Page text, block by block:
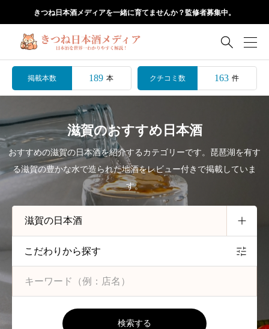
きつね日本酒メディアを一緒に育てませんか？監修者募集中。

掲載本数 189 本 クチコミ数 163 件
滋賀のおすすめ日本酒
おすすめの滋賀の日本酒を紹介するカテゴリーです。琵琶湖を有す
る滋賀の豊かな水で造られた地酒をレビュー付きで掲載していま
す。
こだわりから探す
検索する